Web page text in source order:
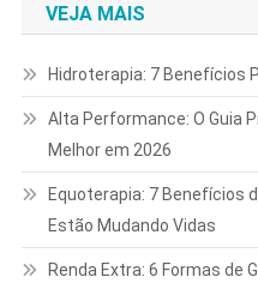
VEJA MAIS
Hidroterapia: 7 Benefícios
Alta Performance: O Guia
Melhor em 2026
Equoterapia: 7 Benefícios
Estão Mudando Vidas
Renda Extra: 6 Formas de